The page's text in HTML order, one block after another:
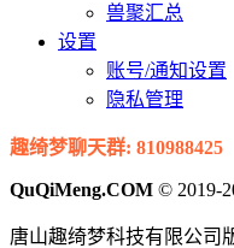
兽聚汇总
设置
账号/通知设置
隐私管理
趣绮梦聊天群: 810988425
QuQiMeng.COM © 2019-
唐山趣绮梦科技有限公司